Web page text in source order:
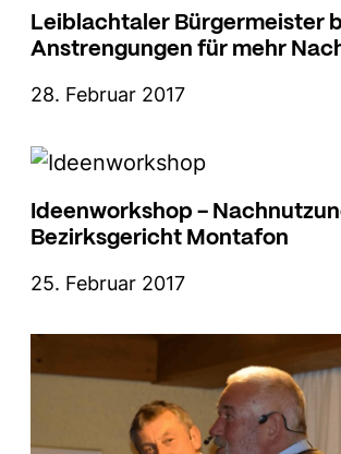
Leiblachtaler Bürgermeister
Anstrengungen für mehr
28. Februar 2017
Ideenworkshop -
Bezirksgericht Montafon
25. Februar 2017